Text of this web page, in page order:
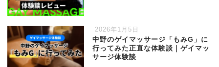
2026年1月5日
中野のゲイマッサージ「もみG」に
行ってみた正直な体験談｜ゲイマッ
サージ体験談